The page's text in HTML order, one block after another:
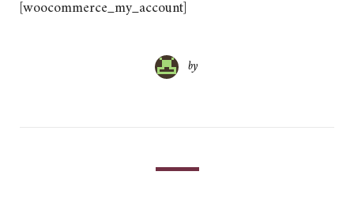
[woocommerce_my_account]
by